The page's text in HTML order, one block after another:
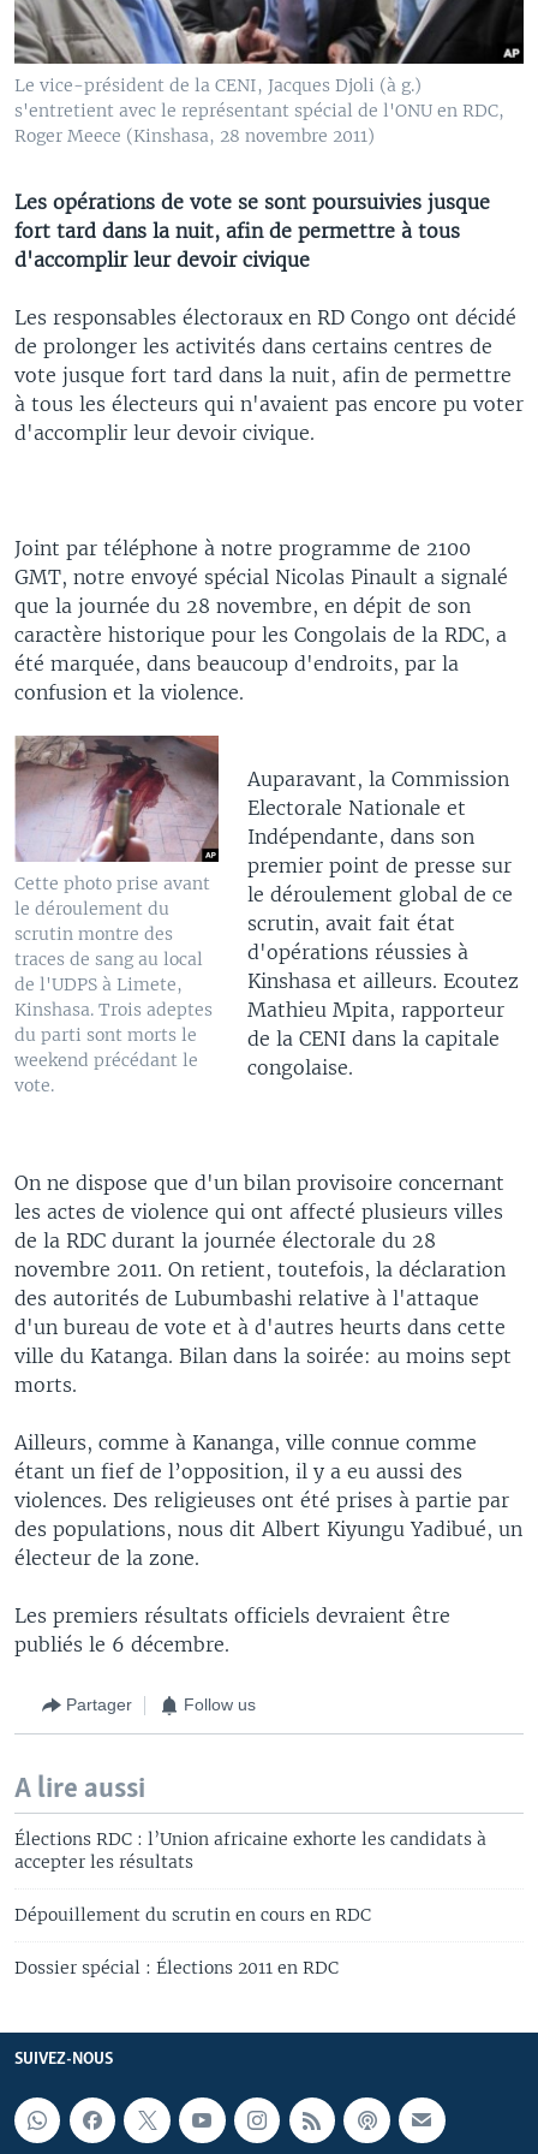
Le vice-président de la CENI, Jacques Djoli (à g.)
s'entretient avec le représentant spécial de l'ONU en RDC,
Roger Meece (Kinshasa, 28 novembre 2011)
Les opérations de vote se sont poursuivies jusque
fort tard dans la nuit, afin de permettre à tous
d'accomplir leur devoir civique
Les responsables électoraux en RD Congo ont décidé
de prolonger les activités dans certains centres de
vote jusque fort tard dans la nuit, afin de permettre
à tous les électeurs qui n'avaient pas encore pu voter
d'accomplir leur devoir civique.
Joint par téléphone à notre programme de 2100
GMT, notre envoyé spécial Nicolas Pinault a signalé
que la journée du 28 novembre, en dépit de son
caractère historique pour les Congolais de la RDC, a
été marquée, dans beaucoup d'endroits, par la
confusion et la violence.
Cette photo prise avant
le déroulement du
scrutin montre des
traces de sang au local
de l'UDPS à Limete,
Kinshasa. Trois adeptes
du parti sont morts le
weekend précédant le
vote.
Auparavant, la Commission
Electorale Nationale et
Indépendante, dans son
premier point de presse sur
le déroulement global de ce
scrutin, avait fait état
d'opérations réussies à
Kinshasa et ailleurs. Ecoutez
Mathieu Mpita, rapporteur
de la CENI dans la capitale
congolaise.
On ne dispose que d'un bilan provisoire concernant
les actes de violence qui ont affecté plusieurs villes
de la RDC durant la journée électorale du 28
novembre 2011. On retient, toutefois, la déclaration
des autorités de Lubumbashi relative à l'attaque
d'un bureau de vote et à d'autres heurts dans cette
ville du Katanga. Bilan dans la soirée: au moins sept
morts.
Ailleurs, comme à Kananga, ville connue comme
étant un fief de l’opposition, il y a eu aussi des
violences. Des religieuses ont été prises à partie par
des populations, nous dit Albert Kiyungu Yadibué, un
électeur de la zone.
Les premiers résultats officiels devraient être
publiés le 6 décembre.
Partager Follow us
A lire aussi
Élections RDC : l’Union africaine exhorte les candidats à
accepter les résultats
Dépouillement du scrutin en cours en RDC
Dossier spécial : Élections 2011 en RDC
SUIVEZ-NOUS